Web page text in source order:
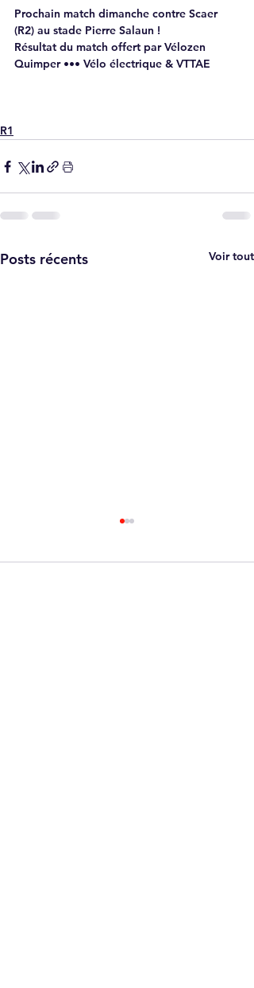
Prochain match dimanche contre Scaer
(R2) au stade Pierre Salaun !
Résultat du match offert par Vélozen
Quimper ••• Vélo électrique & VTTAE
R1
Posts récents Voir tout